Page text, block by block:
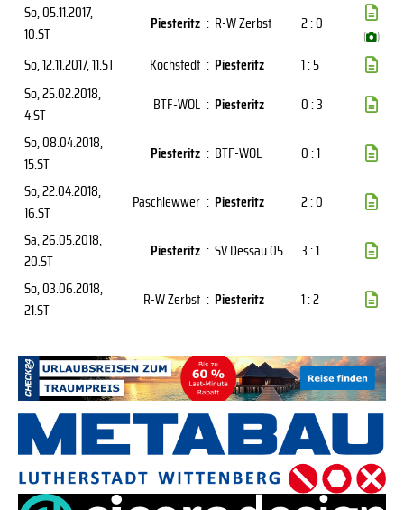
So, 05.11.2017,
10.ST
Piesteritz : R-W Zerbst 2 : 0
( )
So, 12.11.2017, 11.ST Kochstedt : Piesteritz
1 : 5
So, 25.02.2018,
4.ST
BTF-WOL : Piesteritz
0 : 3
So, 08.04.2018,
15.ST
Piesteritz : BTF-WOL
0 : 1
So, 22.04.2018,
16.ST
Paschlewwer : Piesteritz
2 : 0
Sa, 26.05.2018,
20.ST
Piesteritz : SV Dessau 05
3 : 1
So, 03.06.2018,
21.ST
R-W Zerbst : Piesteritz 1 : 2